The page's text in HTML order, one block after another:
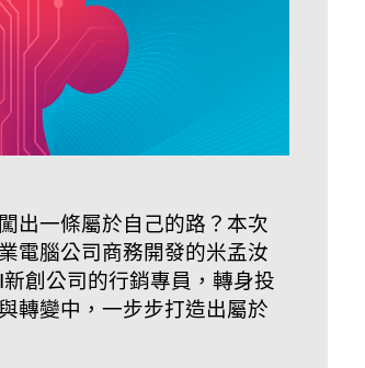
出一條屬於自己的路？本次
電腦公司商務開發的米孟汝
創公司的行銷專員，轉身投
轉變中，一步步打造出屬於